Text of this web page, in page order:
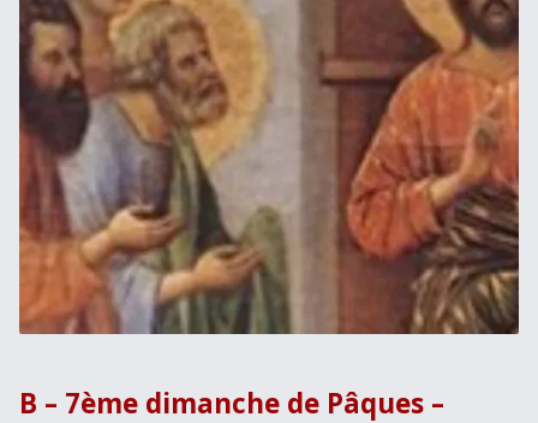
B – 7ème dimanche de Pâques –